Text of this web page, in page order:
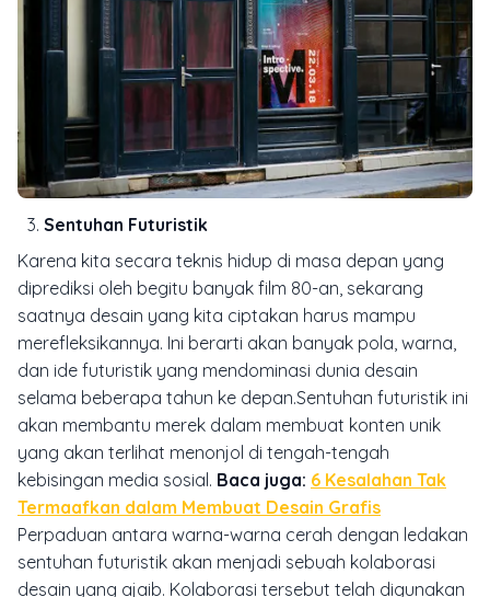
Sentuhan Futuristik
Karena kita secara teknis hidup di masa depan yang
diprediksi oleh begitu banyak film 80-an, sekarang
saatnya desain yang kita ciptakan harus mampu
merefleksikannya. Ini berarti akan banyak pola, warna,
dan ide futuristik yang mendominasi dunia desain
selama beberapa tahun ke depan.Sentuhan futuristik ini
akan membantu merek dalam membuat konten unik
yang akan terlihat menonjol di tengah-tengah
kebisingan media sosial. Baca juga: 6 Kesalahan Tak
Termaafkan dalam Membuat Desain Grafis
Perpaduan antara warna-warna cerah dengan ledakan
sentuhan futuristik akan menjadi sebuah kolaborasi
desain yang ajaib. Kolaborasi tersebut telah digunakan